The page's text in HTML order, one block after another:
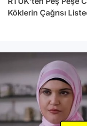
Köklerin Çağrısı